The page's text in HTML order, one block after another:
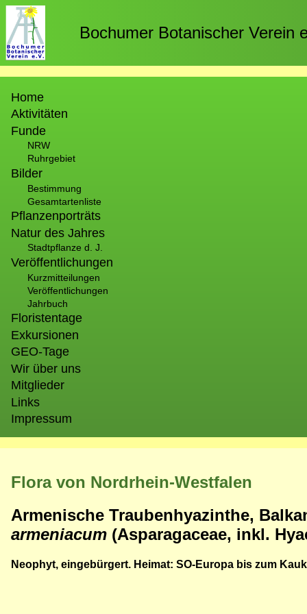
Direkt
zum
Inhalt
Bochumer Botanischer Verein
Home
Aktivitäten
Funde
NRW
Ruhrgebiet
Bilder
Bestimmung
Gesamtartenliste
Pflanzenporträts
Natur des Jahres
Stadtpflanze d. J.
Veröffentlichungen
Kurzmitteilungen
Veröffentlichungen
Jahrbuch
Floristentage
Exkursionen
GEO-Tage
Wir über uns
Mitglieder
Links
Impressum
Flora von Nordrhein-Westfalen
Armenische Traubenhyazinthe,
armeniacum (Asparagaceae, inkl.
Neophyt, eingebürgert. Heimat: SO-Europa bis zum